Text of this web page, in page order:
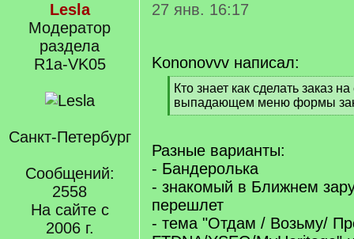
Lesla
Модератор
раздела
R1a-VK05
Санкт-Петербург
Сообщений:
2558
На сайте с
2006 г.
27 янв. 16:17
Kononovvv написал:
[
q
]
Кто знает как сделать заказ
выпадающем меню формы
[
q
]
Разные варианты:
- Бандеролька
- знакомый в Ближнем
перешлет
- тема "Отдам / Возьму/